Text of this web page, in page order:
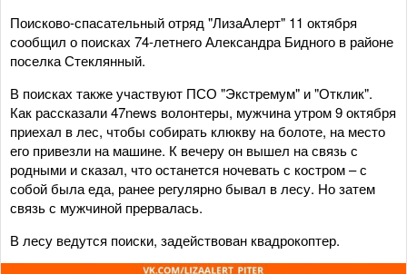
Поисково-спасательный отряд "ЛизаАлерт" 11 октября
сообщил о поисках 74-летнего Александра Бидного в районе
поселка Стеклянный.
В поисках также участвуют ПСО "Экстремум" и "Отклик".
Как рассказали 47news волонтеры, мужчина утром 9 октября
приехал в лес, чтобы собирать клюкву на болоте, на место
его привезли на машине. К вечеру он вышел на связь с
родными и сказал, что останется ночевать с костром – с
собой была еда, ранее регулярно бывал в лесу. Но затем
связь с мужчиной прервалась.
В лесу ведутся поиски, задействован квадрокоптер.